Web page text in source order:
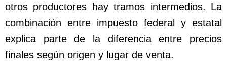
otros productores hay tramos intermedios. La
combinación entre impuesto federal y estatal
explica parte de la diferencia entre precios
finales según origen y lugar de venta.